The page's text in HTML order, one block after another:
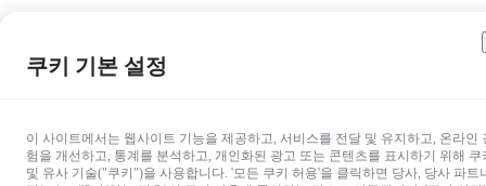
쿠키 기본 설정
이 사이트에서는 웹사이트 기능을 제공하고, 서비스를 전달 및 유지하고, 온라인
험을 개선하고, 통계를 분석하고, 개인화된 광고 또는 콘텐츠를 표시하기 위해 쿠
및 유사 기술("쿠키")을 사용합니다. '모든 쿠키 허용'을 클릭하면 당사, 당사 파트